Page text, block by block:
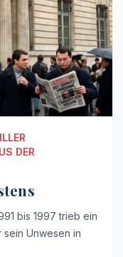
DER
bis 1997 trieb ein
Unwesen in